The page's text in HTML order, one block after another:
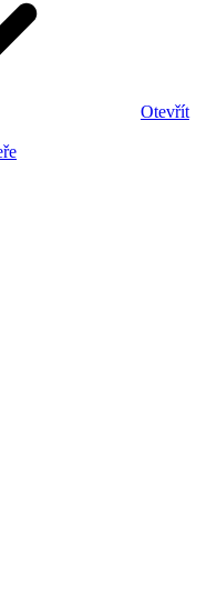
Otevřít